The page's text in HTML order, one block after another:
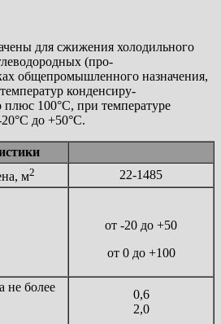
для сжижения холодильного
(про-
общепромышленного назначения,
конденсиру-
плюс 100°С, при температуре
до +50°С.
м2
22-1485
от -20 до +50
от 0 до +100
не более
0,6
2,0